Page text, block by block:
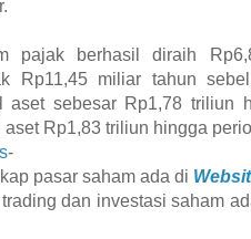
pajak berhasil diraih
Rp11,45 miliar tahun
aset sebesar Rp1,78 triliun
aset Rp1,83 triliun hingga
-
pasar saham ada di
dan investasi saham